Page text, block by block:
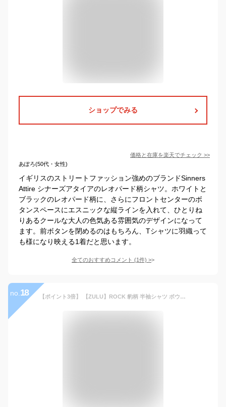
ショップでみる
価格と在庫を楽天でチェック >>
あぽろ(50代・女性)
イギリスのストリートファッション強めのブランドSinners
Attire シナーズアタイアのレオパード柄シャツ。ホワイトと
ブラックのレオパード柄に、さらにフロントセンターのボ
タンスペースにエスニックな縦ラインを入れて、ひとりね
りあるクールな大人の色気ある雰囲気のデザインになって
ます。前ボタンを閉めるのはもちろん、Tシャツに羽織って
も様になり映える1着だと思います。
全てのおすすめコメント (1件) >
no. 18 【ポイント3倍】 【ZULU】ROCK 豹柄 半袖シャツ ボウリングシャツ レオパード柄 ヒョウ柄 シャツ 開襟シャツ メンズ ロック 豹